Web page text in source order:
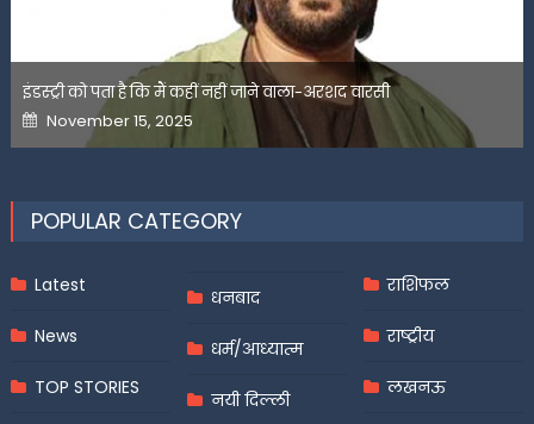
इंडस्ट्री को पता है कि मैं कहीं नहीं जाने वाला-अरशद वारसी
Posted
on
November 15, 2025
POPULAR CATEGORY
Latest
News
TOP STORIES
धनबाद
धर्म/आध्यात्म
नयी दिल्ली
राशिफल
राष्ट्रीय
लखनऊ